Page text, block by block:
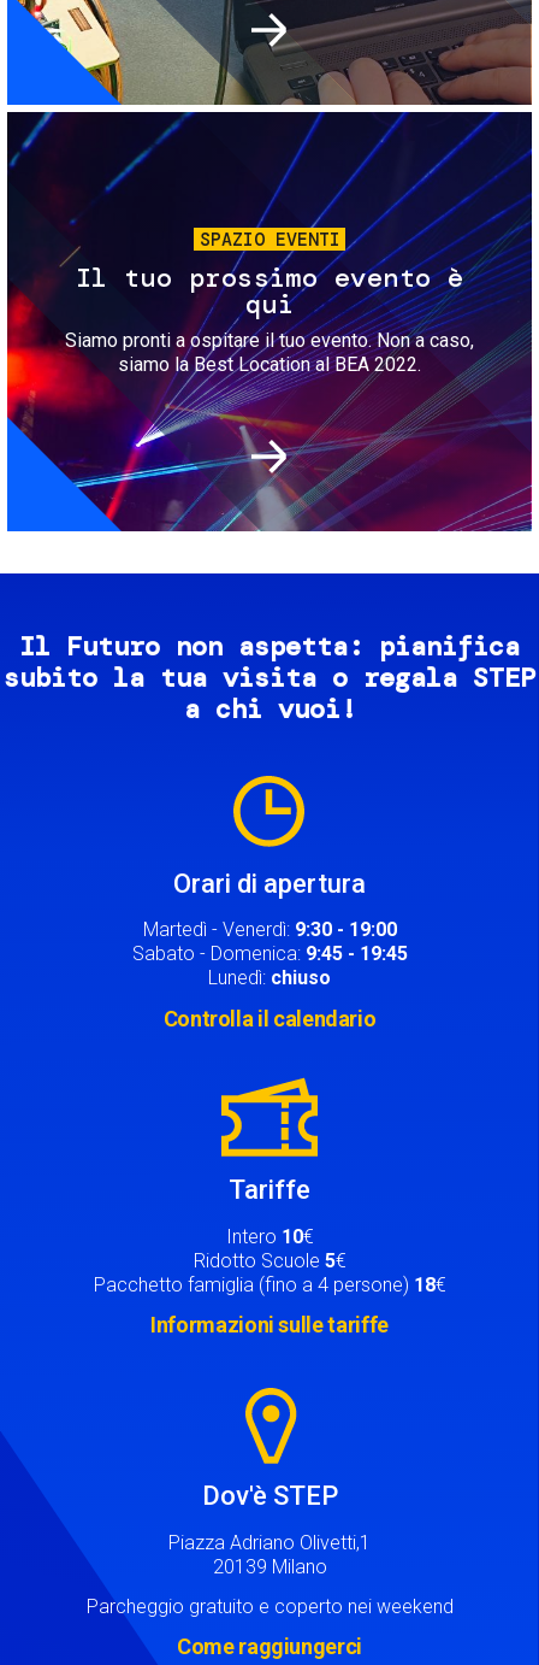
Immagine
SPAZIO EVENTI
Il tuo prossimo evento è
qui
Siamo pronti a ospitare il tuo evento. Non a caso,
siamo la Best Location al BEA 2022.
Il Futuro non aspetta: pianifica
subito la tua visita o regala STEP
a chi vuoi!
Orari di apertura
Martedì - Venerdì: 9:30 - 19:00
Sabato - Domenica: 9:45 - 19:45
Lunedì: chiuso
Controlla il calendario
Tariffe
Intero 10€
Ridotto Scuole 5€
Pacchetto famiglia (fino a 4 persone) 18€
Informazioni sulle tariffe
Dov'è STEP
Piazza Adriano Olivetti,1
20139 Milano
Parcheggio gratuito e coperto nei weekend
Come raggiungerci